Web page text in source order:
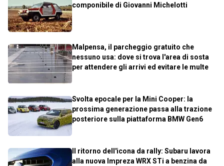
componibile di Giovanni Michelotti
Malpensa, il parcheggio gratuito che
nessuno usa: dove si trova l'area di sosta
per attendere gli arrivi ed evitare le multe
Svolta epocale per la Mini Cooper: la
prossima generazione passa alla trazione
posteriore sulla piattaforma BMW Gen6
Il ritorno dell'icona da rally: Subaru lavora
alla nuova Impreza WRX STi a benzina da